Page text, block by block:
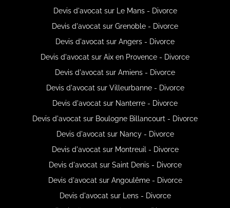
Devis d'avocat sur Le Mans - Divorce
Devis d'avocat sur Grenoble - Divorce
Devis d'avocat sur Angers - Divorce
Devis d'avocat sur Aix en Provence - Divorce
Devis d'avocat sur Amiens - Divorce
Devis d'avocat sur Villeurbanne - Divorce
Devis d'avocat sur Nanterre - Divorce
Devis d'avocat sur Boulogne Billancourt - Divorce
Devis d'avocat sur Nancy - Divorce
Devis d'avocat sur Montreuil - Divorce
Devis d'avocat sur Saint Denis - Divorce
Devis d'avocat sur Angoulême - Divorce
Devis d'avocat sur Lens - Divorce